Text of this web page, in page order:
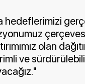
hedeflerimizi
olan
ve